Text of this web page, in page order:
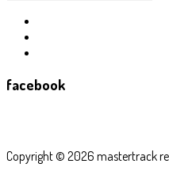
facebook
Copyright © 2026 mastertrack